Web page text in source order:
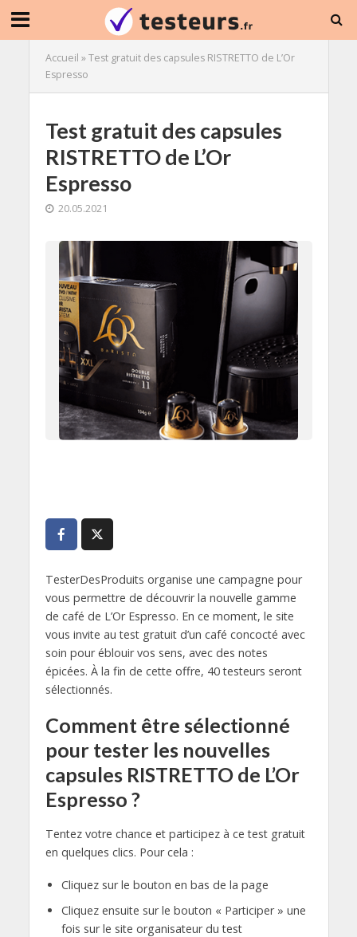
Accueil »Test gratuit des capsules RISTRETTO de L’Or
Espresso
Test gratuit des capsules
RISTRETTO de L’Or
Espresso
20.05.2021
TesterDesProduits organise une campagne pour
vous permettre de découvrir la nouvelle gamme
de café de L’Or Espresso. En ce moment, le site
vous invite au test gratuit d’un café concocté avec
soin pour éblouir vos sens, avec des notes
épicées. À la fin de cette offre, 40 testeurs seront
sélectionnés.
Comment être sélectionné
pour tester les nouvelles
capsules RISTRETTO de L’Or
Espresso ?
Tentez votre chance et participez à ce test gratuit
en quelques clics. Pour cela :
Cliquez sur le bouton en bas de la page
Cliquez ensuite sur le bouton « Participer » une
fois sur le site organisateur du test